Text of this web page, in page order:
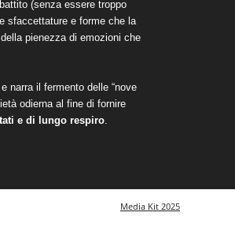
(senza essere troppo
sfaccettature e forme che la
pienezza di emozioni che
narra il fermento delle “nove
odierna al fine di fornire
e di lungo respiro
Media Kit 2025